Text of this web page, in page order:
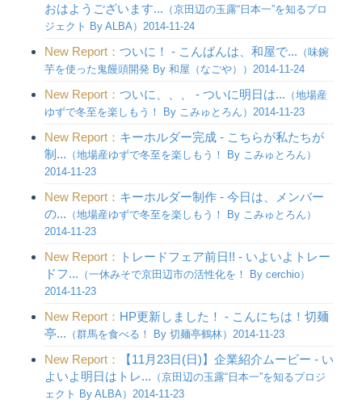
おはようございます... （京田辺の玉露“日本一”を知るプロ
ジェクト By ALBA）2014-11-24
New Report： ついに！ - こんばんは、和屋で... （味鋺
芋を使った鬼饅頭開発 By 和屋（なごや））2014-11-24
New Report： ついに、、、 - ついに明日は... （地場産
ゆずで冬至を楽しもう！ By こみゅとろん）2014-11-23
New Report： キーホルダー完成 - こちらが私たちが
制... （地場産ゆずで冬至を楽しもう！ By こみゅとろん）
2014-11-23
New Report： キーホルダー制作 - 今日は、メンバー
の... （地場産ゆずで冬至を楽しもう！ By こみゅとろん）
2014-11-23
New Report：
トレードフェア前日!! - いよいよトレー
ドフ... （一休みそで京田辺市の活性化を！ By cerchio）
2014-11-23
New Report： HP更新しました！ - こんにちは！切麺
亭... （群馬を食べる！ By 切麺亭鶴林）2014-11-23
New Report：
【11月23日(日)】企業紹介ムービー - い
よいよ明日はトレ... （京田辺の玉露“日本一”を知るプロジ
ェクト By ALBA）2014-11-23